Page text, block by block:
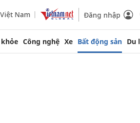
Nam Đăng nhập
Công nghệ Xe Bất động sản Du